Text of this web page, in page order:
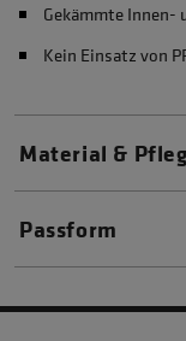
Gekämmte Innen-
Kein Einsatz von
Material &
Passform